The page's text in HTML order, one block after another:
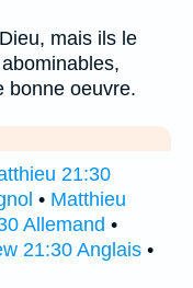
mais ils le
bonne oeuvre.
21:30
• Matthieu
Allemand •
21:30 Anglais •